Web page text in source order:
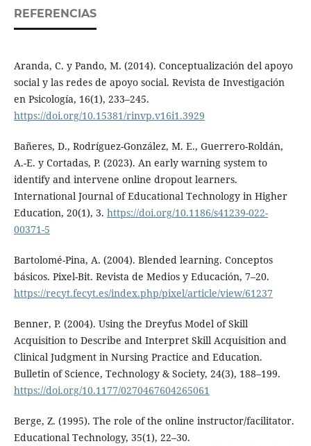
REFERENCIAS
Aranda, C. y Pando, M. (2014). Conceptualización del apoyo
social y las redes de apoyo social. Revista de Investigación
en Psicología, 16(1), 233–245.
https://doi.org/10.15381/rinvp.v16i1.3929
Bañeres, D., Rodríguez-González, M. E., Guerrero-Roldán,
A.-E. y Cortadas, P. (2023). An early warning system to
identify and intervene online dropout learners.
International Journal of Educational Technology in Higher
Education, 20(1), 3. https://doi.org/10.1186/s41239-022-
00371-5
Bartolomé-Pina, A. (2004). Blended learning. Conceptos
básicos. Pixel-Bit. Revista de Medios y Educación, 7–20.
https://recyt.fecyt.es/index.php/pixel/article/view/61237
Benner, P. (2004). Using the Dreyfus Model of Skill
Acquisition to Describe and Interpret Skill Acquisition and
Clinical Judgment in Nursing Practice and Education.
Bulletin of Science, Technology & Society, 24(3), 188–199.
https://doi.org/10.1177/0270467604265061
Berge, Z. (1995). The role of the online instructor/facilitator.
Educational Technology, 35(1), 22–30.